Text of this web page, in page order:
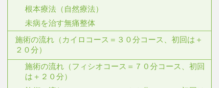
根本療法（自然療法）
未病を治す無痛整体
施術の流れ（カイロコース＝３０分コース、初回は＋
２０分）
施術の流れ（フィシオコース＝７０分コース、初回
は＋２０分）